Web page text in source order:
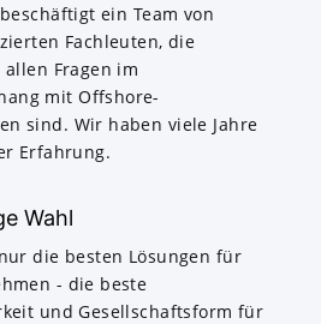
ein Team von
Fachleuten, die
Fragen im
mit Offshore-
sind. Wir haben viele Jahre
Erfahrung.
Wahl
die besten Lösungen für
- die beste
und Gesellschaftsform für